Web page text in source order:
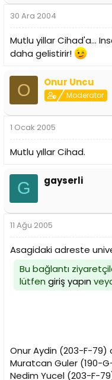
30 Ara 2004
Mutlu yillar Cihad'a...
daha gelistirir!
O Onur Uncu
Moderator
1 Ocak 2005
Mutlu yıllar Cihad.
G gayserli
11 Ağu 2005
Asagidaki adreste
Bu bağlantı
lütfen giriş yapın
Onur Aydin (203-F-79)
Muratcan Guler (190-
Nedim Yucel (203-F-